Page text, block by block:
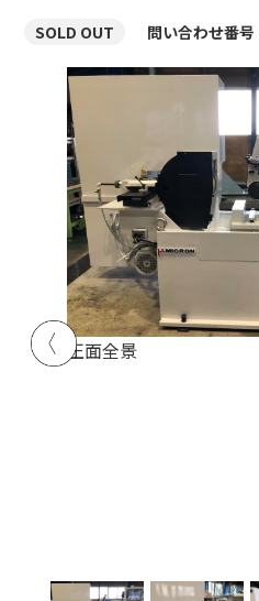
SOLD OUT 問い合わせ番
正面全景